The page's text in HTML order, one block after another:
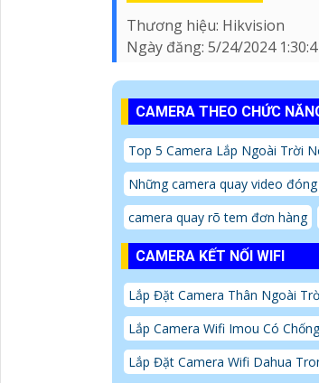
Thương hiệu: Hikvision
Ngày đăng: 5/24/2024
CAMERA THEO CHỨC
Top 5 Camera Lắp Ngoài Trời
Những camera quay video
camera quay rõ tem đơn hàng
CAMERA KẾT NỐI WIFI
Lắp Đặt Camera Thân Ngoài
Lắp Camera Wifi Imou Có
Lắp Đặt Camera Wifi Dahua